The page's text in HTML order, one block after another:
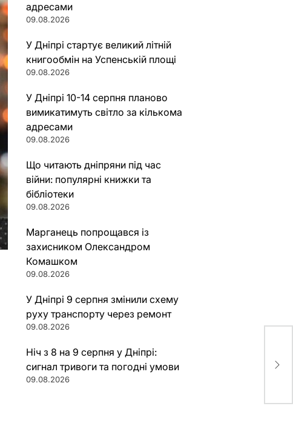
адресами
09.08.2026
У Дніпрі стартує великий літній
книгообмін на Успенській площі
09.08.2026
У Дніпрі 10-14 серпня планово
вимикатимуть світло за кількома
адресами
09.08.2026
Що читають дніпряни під час
війни: популярні книжки та
бібліотеки
09.08.2026
Марганець попрощався із
захисником Олександром
Комашком
09.08.2026
У Дніпрі 9 серпня змінили схему
руху транспорту через ремонт
09.08.2026
Ніч з 8 на 9 серпня у Дніпрі:
сигнал тривоги та погодні умови
09.08.2026